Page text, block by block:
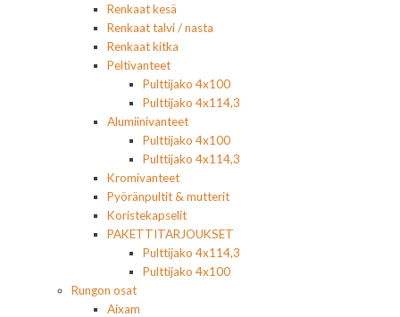
Renkaat kesä
Renkaat talvi / nasta
Renkaat kitka
Peltivanteet
Pulttijako 4x100
Pulttijako 4x114,3
Alumiinivanteet
Pulttijako 4x100
Pulttijako 4x114,3
Kromivanteet
Pyöränpultit & mutterit
Koristekapselit
PAKETTITARJOUKSET
Pulttijako 4x114,3
Pulttijako 4x100
Rungon osat
Aixam